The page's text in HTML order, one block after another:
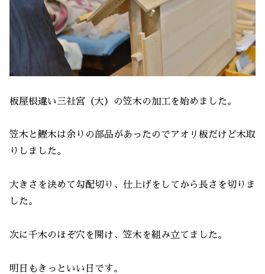
板屋根違い三社宮（大）の笠木の加工を始めました。
笠木と鰹木は余りの部品があったのでアオリ板だけど木取
りしました。
大きさを決めて勾配切り、仕上げをしてから長さを切りま
した。
次に千木のほぞ穴を開け、笠木を組み立てました。
明日もきっといい日です。